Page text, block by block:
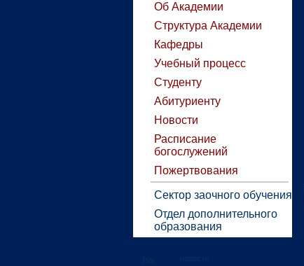
Об Академии
Структура Академии
Кафедры
Учебный процесс
Студенту
Абитуриенту
Новости
Расписание
богослужений
Пожертвования
Сектор заочного обучения
Отдел дополнительного
образования